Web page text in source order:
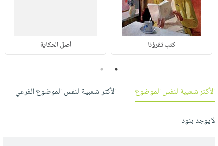
كتب تقرؤنا أصل الحكاية
1
2
الأكثر شعبية لنفس الموضوع
الأكثر شعبية لنفس الموضوع الفرعي
لايوجد بنود